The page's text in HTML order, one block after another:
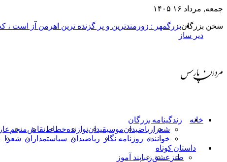
جمعه, مرداد ۱۶ ۱۴۰۵
سخن بزرگانبزرگمهر : زورمندترین و پر گزنده ترین اهرمن آز است
دیر ساز
خانه زندگینامه بزرگان
شعرا ریاضیدانموسیقیداننوازندهخطاطنقاشمنجم
خواننده روزنامه نگار ریاضیدان سیاستمداران شعرا
داستان کوتاه
طنز عشقزیباپند آموز